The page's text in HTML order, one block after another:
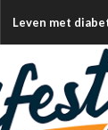
Leven met